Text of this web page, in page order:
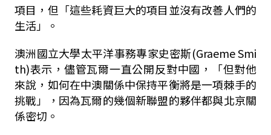
項目，但「這些耗資巨大的項目並沒有改善人們的
生活」。
澳洲國立大學太平洋事務專家史密斯(Graeme Smi
th)表示，儘管瓦爾一直公開反對中國，「但對他
來說，如何在中澳關係中保持平衡將是一項棘手的
挑戰」，因為瓦爾的幾個新聯盟的夥伴都與北京關
係密切。